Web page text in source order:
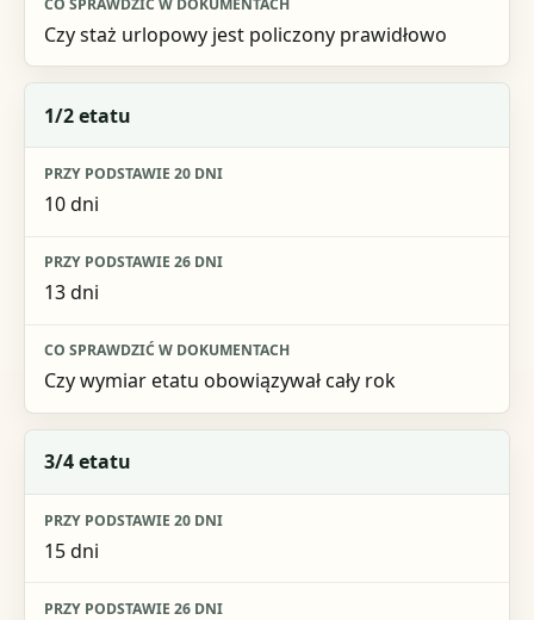
Czy staż urlopowy jest policzony prawidłowo
1/2 etatu
10 dni
13 dni
Czy wymiar etatu obowiązywał cały rok
3/4 etatu
15 dni